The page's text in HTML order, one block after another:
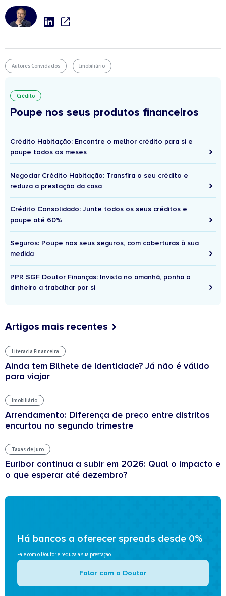
Autores Convidados Imobiliário
Crédito
Poupe nos seus produtos financeiros
Crédito Habitação: Encontre o melhor crédito para si e
poupe todos os meses
Negociar Crédito Habitação: Transfira o seu crédito e
reduza a prestação da casa
Crédito Consolidado: Junte todos os seus créditos e
poupe até 60%
Seguros: Poupe nos seus seguros, com coberturas à sua
medida
PPR SGF Doutor Finanças: Invista no amanhã, ponha o
dinheiro a trabalhar por si
Artigos mais recentes
Literacia Financeira
Ainda tem Bilhete de Identidade? Já não é válido
para viajar
Imobiliário
Arrendamento: Diferença de preço entre distritos
encurtou no segundo trimestre
Taxas de Juro
Euribor continua a subir em 2026: Qual o impacto e
o que esperar até dezembro?
Há bancos a oferecer spreads desde 0%
Fale com o Doutor e reduza a sua prestação
Falar com o Doutor